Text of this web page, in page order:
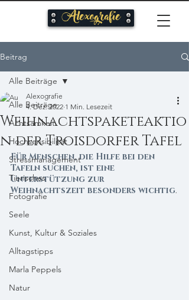
Alexografie
Beitrag
Alle Beiträge
Achtsamkeit
Hochsensibilität
Stressmanagement
Tierisches
Fotografie
Seele
Kunst, Kultur & Soziales
Alltagstipps
Marla Peppels
Natur
Alle Beiträge
Weihnachtspaketeaktio
n der Troisdorfer Tafel
Alexografie
4. Dez. 2022 1 Min. Lesezeit
Für Menschen, die Hilfe bei den
Tafeln suchen, ist eine
Unterstützung zur
Weihnachtszeit besonders wichtig.